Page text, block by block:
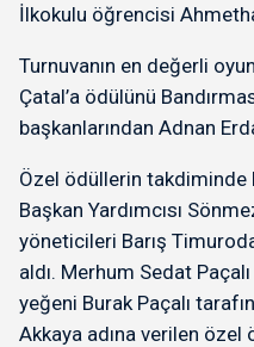
İlkokulu öğrencisi
Turnuvanın en değerli
Çatal’a ödülünü
başkanlarından Adnan
Özel ödüllerin takdiminde
Başkan Yardımcısı
yöneticileri Barış
aldı. Merhum Sedat
yeğeni Burak Paçalı
Akkaya adına verilen özel